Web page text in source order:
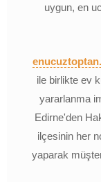
uygun, en
ile birlikte ev
yararlanma
Edirne'den
ilçesinin her
yaparak